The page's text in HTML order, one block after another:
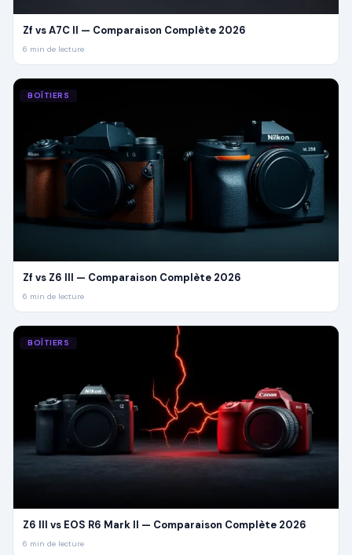
Zf vs A7C II — Comparaison Complète 2026
6 min de lecture
BOÎTIERS
Zf vs Z6 III — Comparaison Complète 2026
6 min de lecture
BOÎTIERS
Z6 III vs EOS R6 Mark II — Comparaison Complète 2026
6 min de lecture